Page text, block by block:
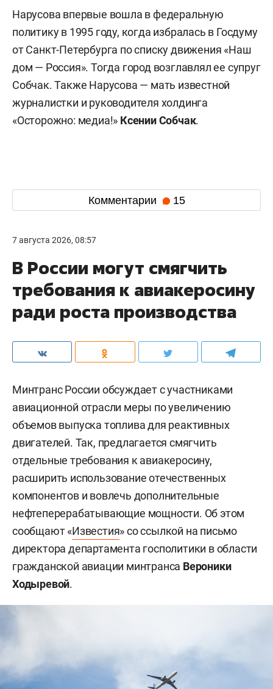
Нарусова впервые вошла в федеральную
политику в 1995 году, когда избралась в Госдуму
от Санкт-Петербурга по списку движения «Наш
дом — Россия». Тогда город возглавлял ее супруг
Собчак. Также Нарусова — мать известной
журналистки и руководителя холдинга
«Осторожно: медиа!» Ксении Собчак.
Комментарии 15
7 августа 2026, 08:57
В России могут смягчить
требования к авиакеросину
ради роста производства
Минтранс России обсуждает с участниками
авиационной отрасли меры по увеличению
объемов выпуска топлива для реактивных
двигателей. Так, предлагается смягчить
отдельные требования к авиакеросину,
расширить использование отечественных
компонентов и вовлечь дополнительные
нефтеперерабатывающие мощности. Об этом
сообщают «Известия» со ссылкой на письмо
директора департамента госполитики в области
гражданской авиации минтранса Вероники
Ходыревой.